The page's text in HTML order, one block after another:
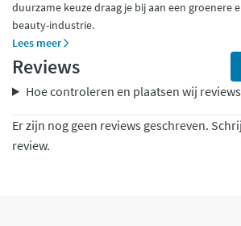
duurzame keuze draag je bij aan een groenere
beauty-industrie.
Lees meer
Reviews
Hoe controleren en plaatsen wij
Er zijn nog geen reviews geschreven.
review.